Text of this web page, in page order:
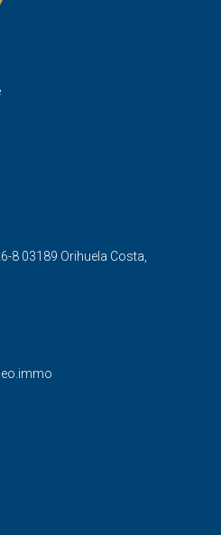
8 03189 Orihuela Costa,